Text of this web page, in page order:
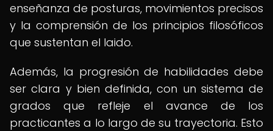
enseñanza de posturas, movimientos precisos
y la comprensión de los principios filosóficos
que sustentan el Iaido.
Además, la progresión de habilidades debe
ser clara y bien definida, con un sistema de
grados que refleje el avance de los
practicantes a lo largo de su trayectoria. Esto